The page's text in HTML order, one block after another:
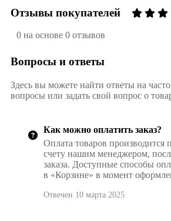
Отзывы покупателей
0 на основе 0 отзывов
Вопросы и ответы
Здесь вы можете найти ответы на
вопросы или задать свой вопрос о
Как можно оплатить заказ?
Оплата товаров производится
счету нашим менеджером,
заказа. Доступные способы
в «Корзине» в момент
Отвечен 10 марта 2025